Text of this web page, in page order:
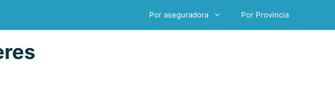
Por aseguradora Por Provincia